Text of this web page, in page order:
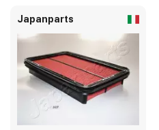
Japanparts